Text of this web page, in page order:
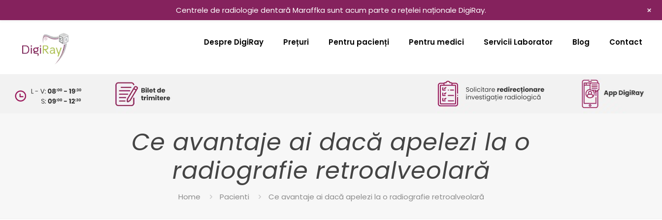
Despre DigiRay Prețuri Pentru pacienți Pentru medici Servicii Laborator Blog Contact
Ce avantaje ai dacă apelezi la o
radiografie retroalveolară
Home Pacienti Ce avantaje ai dacă apelezi la o radiografie retroalveolară
Centrele de radiologie dentară Maraffka sunt acum parte a rețelei naționale DigiRay. +